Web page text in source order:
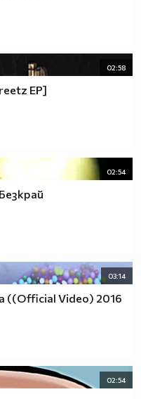
02:58
EP]
02:54
03:14
((Official Video) 2016
02:54